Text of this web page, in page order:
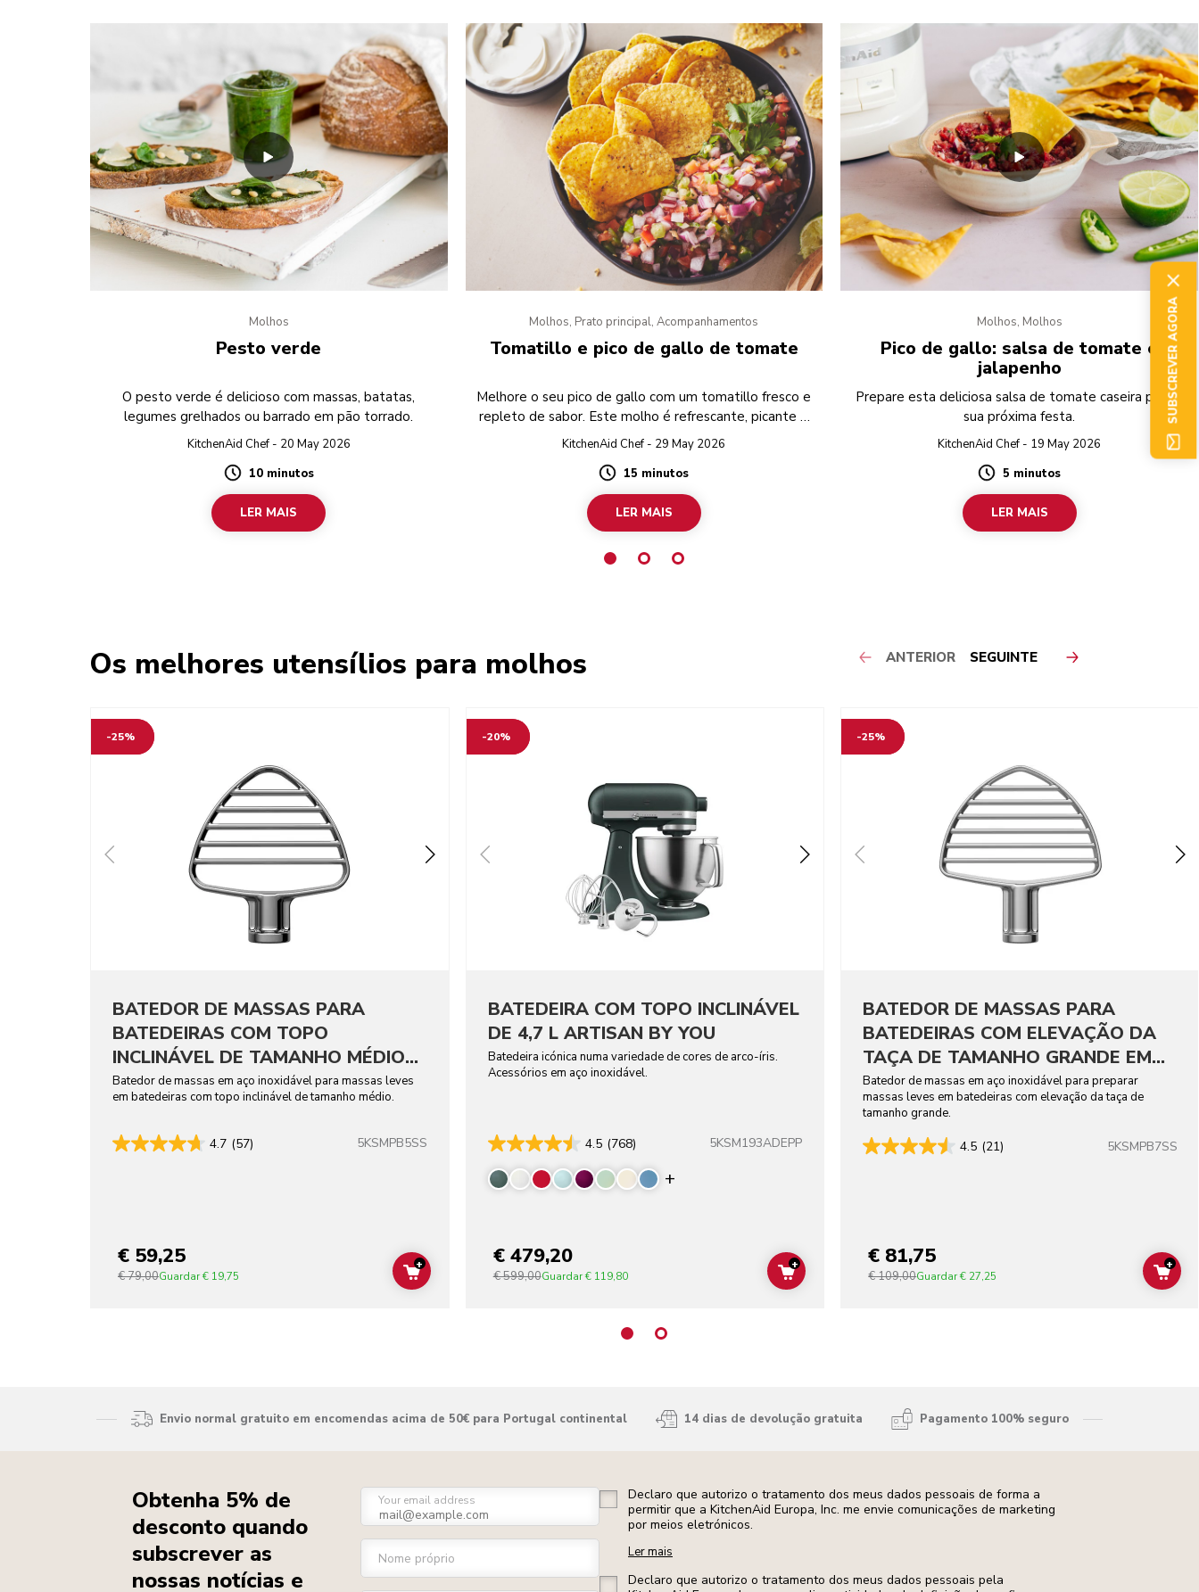
Molhos
Pesto verde
O pesto verde é delicioso com massas, batatas,
legumes grelhados ou barrado em pão torrado.
KitchenAid Chef - 20 May 2026
Duration
10 minutos
LER MAIS
Molhos, Prato principal, Acompanhamentos
Tomatillo e pico de gallo de tomate
Melhore o seu pico de gallo com um tomatillo fresco e
repleto de sabor. Este molho é refrescante, picante e
perfeito para servir com alguns nachos como
acompanhamento.
KitchenAid Chef - 29 May 2026
Duration
15 minutos
LER MAIS
Molhos, Molhos
Pico de gallo: salsa de tomate e
jalapenho
Prepare esta deliciosa salsa de tomate caseira para a
sua próxima festa.
KitchenAid Chef - 19 May 2026
Duration
5 minutos
LER MAIS
Os melhores utensílios para molhos ANTERIOR SEGUINTE
-25%
BATEDOR DE MASSAS PARA
BATEDEIRAS COM TOPO
INCLINÁVEL DE TAMANHO MÉDIO
EM AÇO INOXIDÁVEL
Batedor de massas em aço inoxidável para massas leves
em batedeiras com topo inclinável de tamanho médio.
4.7 (57) 5KSMPB5SS
€ 59,25
€ 79,00Guardar€ 19,75 ADD TO CART
+
-20%
BATEDEIRA COM TOPO INCLINÁVEL
DE 4,7 L ARTISAN BY YOU
Batedeira icónica numa variedade de cores de arco-íris.
Acessórios em aço inoxidável.
4.5 (768) 5KSM193ADEPP
Display more colors
€ 479,20
€ 599,00Guardar€ 119,80 ADD TO CART
+
-25%
BATEDOR DE MASSAS PARA
BATEDEIRAS COM ELEVAÇÃO DA
TAÇA DE TAMANHO GRANDE EM
AÇO INOXIDÁVEL
Batedor de massas em aço inoxidável para preparar
massas leves em batedeiras com elevação da taça de
tamanho grande.
4.5 (21) 5KSMPB7SS
€ 81,75
€ 109,00Guardar€ 27,25
+
Envio normal gratuito em encomendas acima de 50€ para Portugal continental 14 dias de devolução gratuita Pagamento 100% seguro
Obtenha 5% de
desconto quando
subscrever as
nossas notícias e
Your email address
Nome próprio
Declaro que autorizo o tratamento dos meus dados pessoais de forma a
permitir que a KitchenAid Europa, Inc. me envie comunicações de marketing
por meios eletrónicos.
Ler mais
Declaro que autorizo o tratamento dos meus dados pessoais pela
SUBSCREVER AGORA